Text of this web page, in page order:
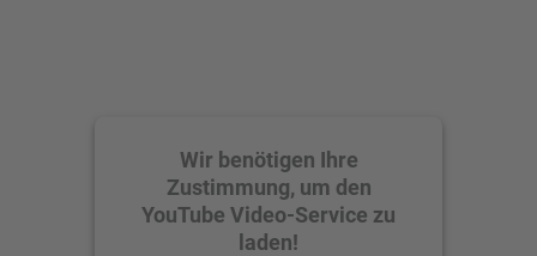
Wir benötigen Ihre
Zustimmung, um den
YouTube Video-Service zu
laden!